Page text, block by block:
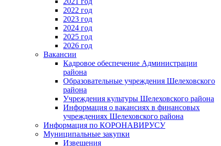
2022 год
2023 год
2024 год
2025 год
2026 год
Вакансии
Кадровое обеспечение Администрации
района
Образовательные учреждения Шелеховского
района
Учреждения культуры Шелеховского района
Информация о вакансиях в финансовых
учреждениях Шелеховского района
Информация по КОРОНАВИРУСУ
Муниципальные закупки
Извещения